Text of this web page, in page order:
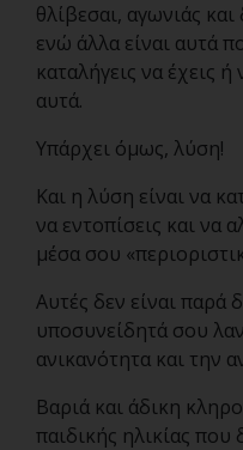
θλίβεσαι, αγωνιάς
ενώ άλλα είναι αυτά
καταλήγεις να έχεις ή
αυτά.
Υπάρχει όμως, λύση!
Και η λύση είναι να
να εντοπίσεις και να
μέσα σου
Αυτές δεν είναι παρά
υποσυνείδητά σου
ανικανότητα και την
Βαριά και άδικη
παιδικής ηλικίας που